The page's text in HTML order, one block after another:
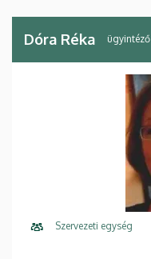
Dóra Réka ügyintéző
Szervezeti egység